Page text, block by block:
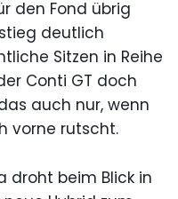
den Fond übrig
deutlich
Sitzen in Reihe
Conti GT doch
auch nur, wenn
vorne rutscht.
droht beim Blick in